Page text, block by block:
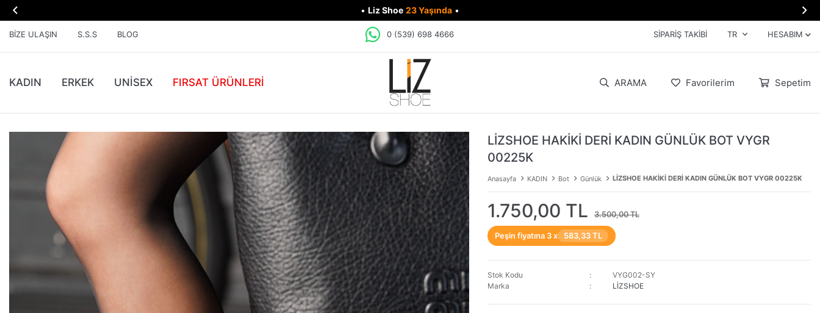
 • Liz Shoe 23 Yaşında • 
BIZE ULAŞIN S.S.S BLOG 0 (539) 698 4666 SIPARIŞ TAKIBI TR HESABIM
KADIN ERKEK UNİSEX FIRSAT ÜRÜNLERI ARAMA Favorilerim Sepetim
LİZSHOE HAKİKİ DERİ KADIN GÜNLÜK BOT VYGR
00225K
Anasayfa KADIN Bot Günlük LİZSHOE HAKİKİ DERİ KADIN GÜNLÜK BOT VYGR 00225K
1.750,00 TL 3.500,00 TL
Peşin fiyatına 3 x 583,33 TL
Stok Kodu
VYG002-SY
Marka
LİZSHOE